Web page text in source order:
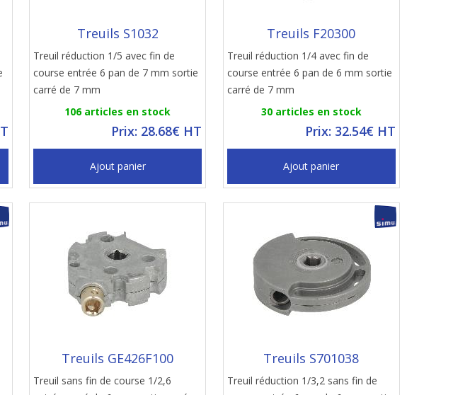
Treuils S1032
Treuil réduction 1/5 avec fin de
course entrée 6 pan de 7 mm sortie
carré de 7 mm
106 articles en stock
Prix: 28.68€ HT
Ajout panier
Treuils F20300
Treuil réduction 1/4 avec fin de
course entrée 6 pan de 6 mm sortie
carré de 7 mm
30 articles en stock
Prix: 32.54€ HT
Ajout panier
Treuils GE426F100
Treuil sans fin de course 1/2,6
Treuils S701038
Treuil réduction 1/3,2 sans fin de